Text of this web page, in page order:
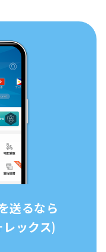
送るなら
ックス)